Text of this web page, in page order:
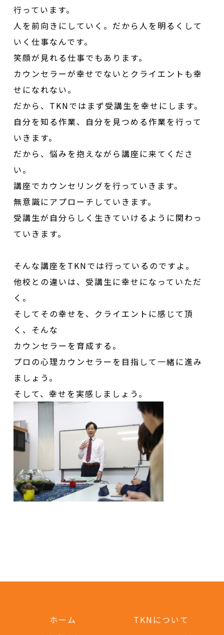
行っています。
人を前向きにしていく。だから人を明るくして
いく仕事なんです。
笑顔が見れる仕事でもあります。
カウンセラーが幸せでないとクライエントも幸
せになれない。
だから、TKNではまず受講生を幸せにします。
自分を知る作業、自分を見つめる作業を行って
いきます。
だから、悩みを抱えながら講座に来てくださ
い。
講座でカウンセリングを行っていきます。
無意識にアプローチしていきます。
受講生が自分らしく生きていけるように関わっ
ていきます。
そんな講座をTKNでは行っているのですよ。
他校との違いは、受講生に幸せになっていただ
く。
そしてその幸せを、クライエントに感じて頂
く、そんな
カウンセラーを育成する。
プロの心理カウンセラーを目指して一緒に進み
ましょう。
そして、幸せを実感しましょう。
ホーム
TKNについて